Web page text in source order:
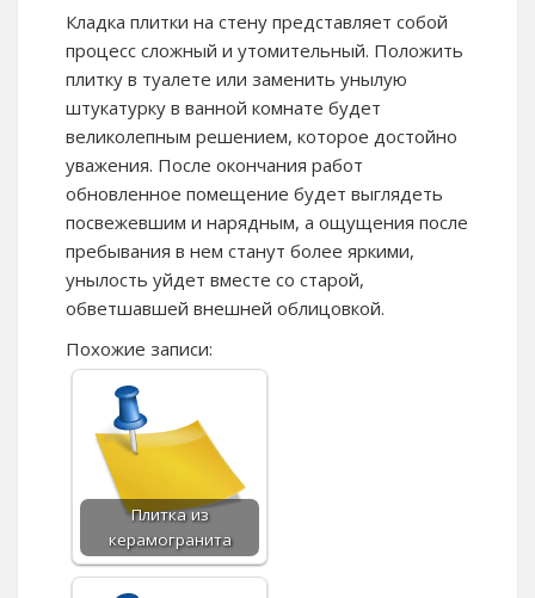
Кладка плитки на стену представляет собой
процесс сложный и утомительный. Положить
плитку в туалете или заменить унылую
штукатурку в ванной комнате будет
великолепным решением, которое достойно
уважения. После окончания работ
обновленное помещение будет выглядеть
посвежевшим и нарядным, а ощущения после
пребывания в нем станут более яркими,
унылость уйдет вместе со старой,
обветшавшей внешней облицовкой.
Похожие записи:
Плитка из
керамогранита